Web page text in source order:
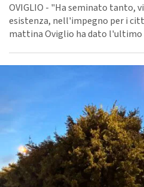
OVIGLIO - "Ha seminato tanto,
esistenza, nell'impegno per i
mattina Oviglio ha dato l'ultimo